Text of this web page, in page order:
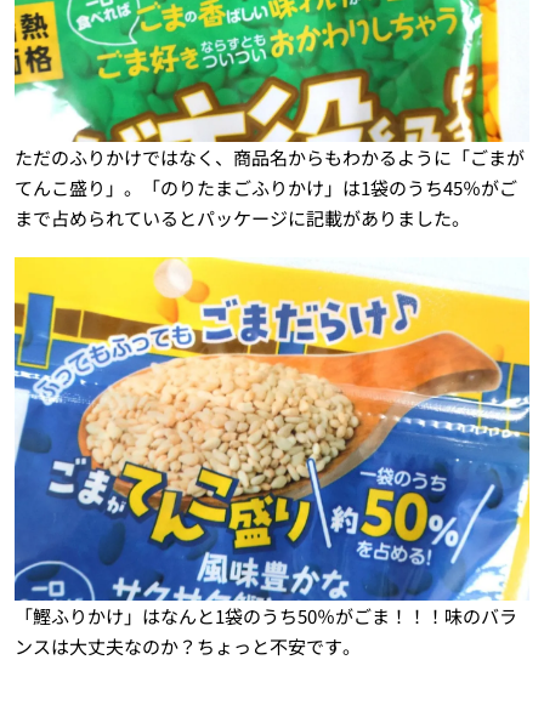
ただのふりかけではなく、商品名からもわかるように「ごまが
てんこ盛り」。「のりたまごふりかけ」は1袋のうち45％がご
まで占められているとパッケージに記載がありました。
「鰹ふりかけ」はなんと1袋のうち50％がごま！！！味のバラ
ンスは大丈夫なのか？ちょっと不安です。